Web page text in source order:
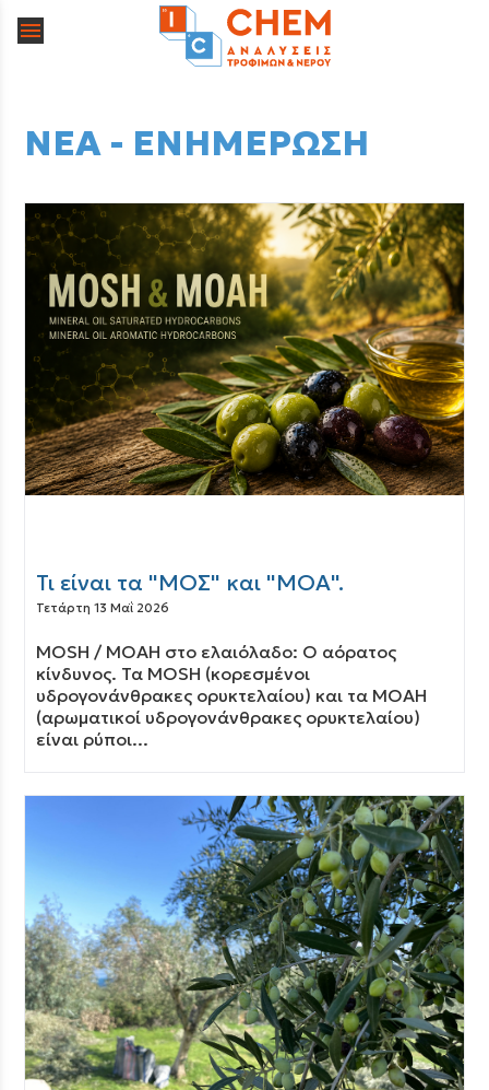
menu
ΝΕΑ - ΕΝΗΜΕΡΩΣΗ
Τι είναι τα "ΜΟΣ" και "ΜΟΑ".
Τετάρτη 13 Μαΐ 2026
MOSH / MOAH στο ελαιόλαδο: Ο αόρατος
κίνδυνος. Τα MOSH (κορεσμένοι
υδρογονάνθρακες ορυκτελαίου) και τα MOAH
(αρωματικοί υδρογονάνθρακες ορυκτελαίου)
είναι ρύποι...